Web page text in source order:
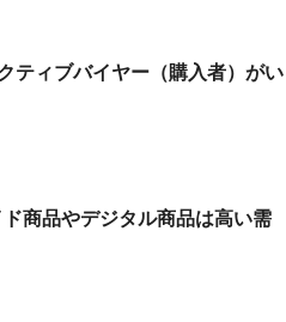
ティブバイヤー（購入者）がい
商品やデジタル商品は高い需